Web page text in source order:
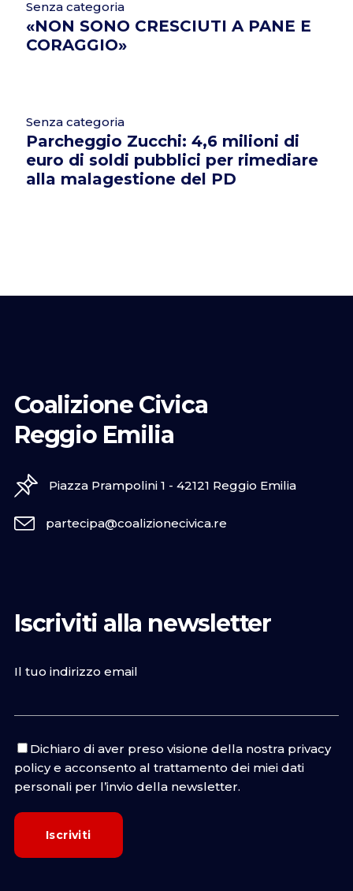
Senza categoria
«NON SONO CRESCIUTI A PANE E
CORAGGIO»
Senza categoria
Parcheggio Zucchi: 4,6 milioni di
euro di soldi pubblici per rimediare
alla malagestione del PD
Coalizione Civica
Reggio Emilia
Piazza Prampolini 1 - 42121 Reggio Emilia
partecipa@coalizionecivica.re
Iscriviti alla newsletter
Il tuo indirizzo email
Dichiaro di aver preso visione della nostra privacy
policye acconsento al trattamento dei miei dati
personali per l’invio della newsletter.